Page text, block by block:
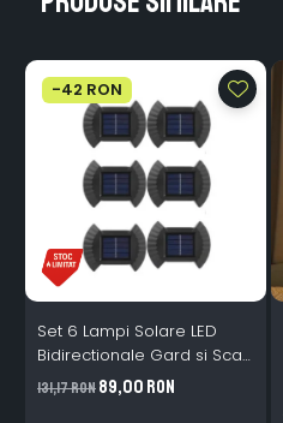
-42 RON
Set 6 Lampi Solare LED
Bidirectionale Gard si Scari
- 200mAh, IP65, Alb Cald,
Senzor Automat
131,17 RON89,00 RON